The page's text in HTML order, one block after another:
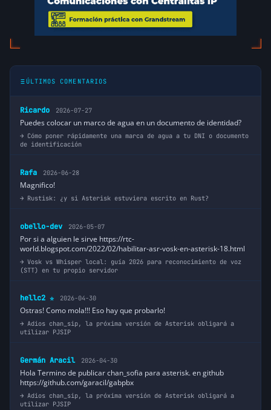
La seguridad sobre lo que se hace es
algo importante en cualquier cosa que
se haga, no obstante a todos nos ocurre
puede ser algo mal configurado. Para
ello, suelo hacer varias cosas:
lo mismo para ver si a ellos también les
pasa.
– Preguntar en las listas de Asterisk-ES,
Asterisk-Users, o algún canal oficial
– Si te responden que es un bug,
hace 14 años
ÚLTIMOS COMENTARIOS
Ricardo 2026-07-27
Puedes colocar un marco de agua en un documento de identidad?
Cómo poner rápidamente una marca de agua a tu DNI o documento
de identificación
Rafa 2026-06-28
Magnifico!
Rustisk: ¿y si Asterisk estuviera escrito en Rust?
obello-dev 2026-05-07
Por si a alguien le sirve https://rtc-
world.blogspot.com/2022/02/habilitar-asr-vosk-en-asterisk-18.html
Vosk vs Whisper local: guía 2026 para reconocimiento de voz
(STT) en tu propio servidor
hellc2 ⭐ 2026-04-30
Ostras! Como mola!!! Eso hay que probarlo!
Adios chan_sip, la próxima versión de Asterisk obligará a
utilizar PJSIP
Germán Aracil 2026-04-30
Hola Termino de publicar chan_sofia para asterisk. en github
https://github.com/garacil/gabpbx
Adios chan_sip, la próxima versión de Asterisk obligará a
utilizar PJSIP